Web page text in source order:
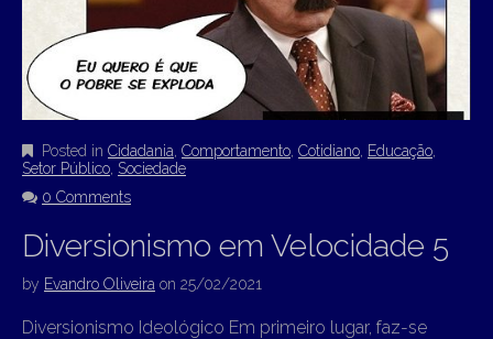
Posted in Cidadania Comportamento Cotidiano Educação
Setor Público Sociedade
0 Comments
Diversionismo em Velocidade 5
by Evandro Oliveira on 25/02/2021
Diversionismo Ideológico Em primeiro lugar, faz-se